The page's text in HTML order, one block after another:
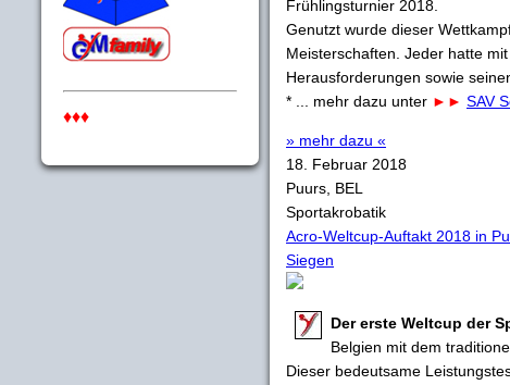
♦♦♦
Frühlingsturnier 2018.
Genutzt wurde dieser
Meisterschaften. Jeder hatte
Herausforderungen sowie
* ... mehr dazu unter ►► SAV
» mehr dazu «
18. Februar 2018
Puurs, BEL
Sportakrobatik
Acro-Weltcup-Auftakt 2018 in
Siegen
Der erste Weltcup der
Belgien mit dem
Dieser bedeutsame